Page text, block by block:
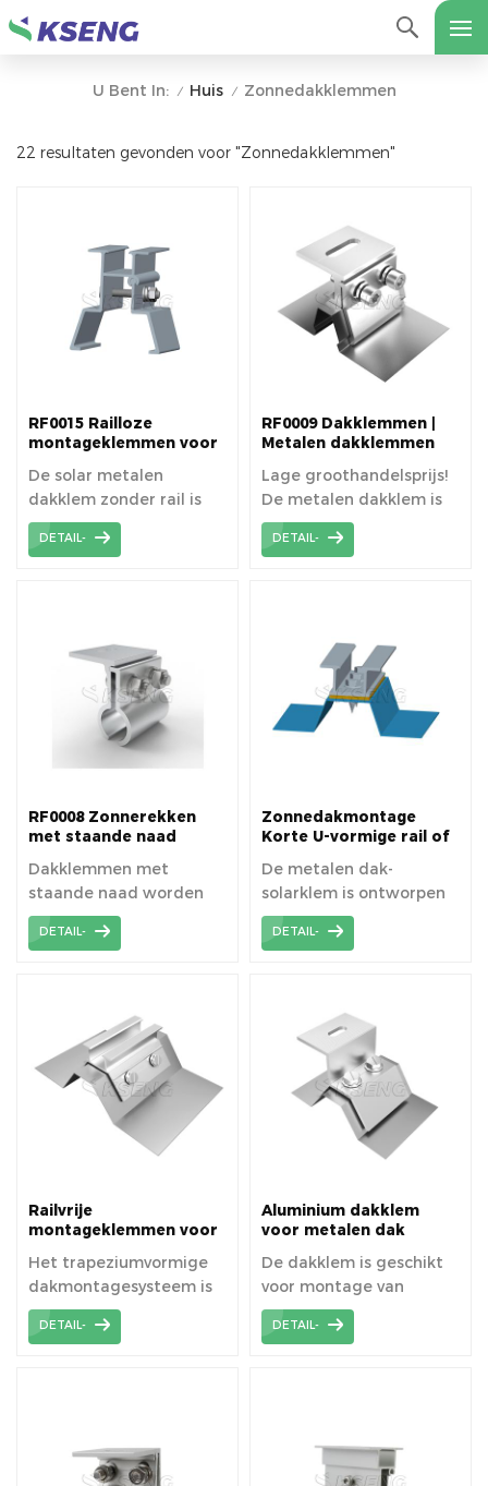
U Bent In: / Huis / Zonnedakklemmen
22 resultaten gevonden voor "Zonnedakklemmen"
RF0015 Railloze
montageklemmen voor
Zonnedakklemmen
De solar metalen
dakklem zonder rail is
een railloze
montageklem.
DETAIL-
RF0009 Dakklemmen |
Metalen dakklemmen
Lage groothandelsprijs!
De metalen dakklem is
niet nodig om gaten en
penetratie te boren voor
DETAIL-
RF0008 Zonnerekken
met staande naad
Dakklemmen met
staande naad worden
veel gebruikt op
universeel dak van
DETAIL-
Zonnedakmontage
Korte U-vormige rail of
De metalen dak-
solarklem is ontworpen
voor installatie van
zonnepanelen op het
DETAIL-
Railvrije
montageklemmen voor
metalen dakmontage
op zonne-energie
Het trapeziumvormige
dakmontagesysteem is
railvrij, dus het kan
kostprijs besparen en
DETAIL-
Aluminium dakklem
voor metalen dak
De dakklem is geschikt
voor montage van
zonnepanelen op
trapeziumvormige
DETAIL-